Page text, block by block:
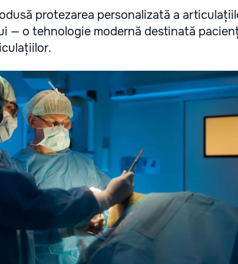
protezarea personalizată a
— o tehnologie modernă destinată